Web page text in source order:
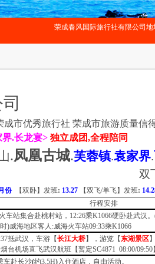
荣成春风国际旅行社有限公司地址
成市优秀旅行社 荣成市旅游质量信
界.长龙宴> 独立成团,全程陪同
.凤凰古城.芙蓉镇.袁家界.
双
份 【双卧】 发班: 13.27 【双飞/单飞】 发班:
行程安排
车站集合赴桃村站， 12:26乘K1066硬卧赴武汉
)威海地区客人:威海火车站09:33乘K1066
抵武汉，车游【长江大桥】，游览【东湖景区
烟台机场直飞武汉航班【暂定SC4871 08:00/09:50
车赴长沙(约3.5H) 入住酒店，自由活动。